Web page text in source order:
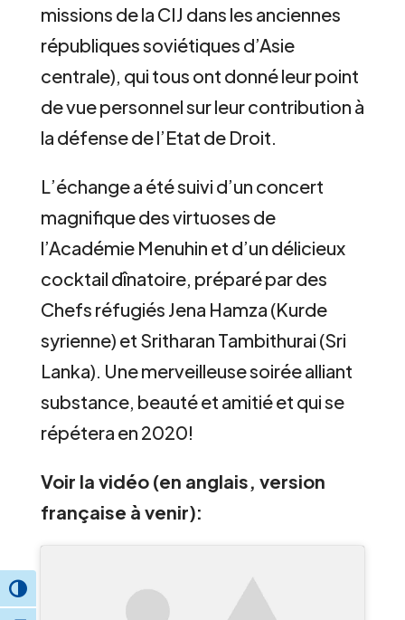
Toggle High Contrast
missions de la CIJ dans les anciennes
républiques soviétiques d’Asie
centrale), qui tous ont donné leur point
de vue personnel sur leur contribution à
la défense de l’Etat de Droit.
L’échange a été suivi d’un concert
magnifique des virtuoses de
l’Académie Menuhin et d’un délicieux
cocktail dînatoire, préparé par des
Chefs réfugiés Jena Hamza (Kurde
syrienne) et Sritharan Tambithurai (Sri
Lanka). Une merveilleuse soirée alliant
substance, beauté et amitié et qui se
répétera en 2020!
Voir la vidéo (en anglais, version
française à venir):